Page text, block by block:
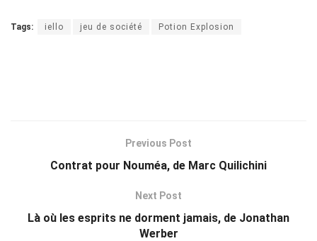
Tags: iello jeu de société Potion Explosion
Previous Post
Contrat pour Nouméa, de Marc Quilichini
Next Post
Là où les esprits ne dorment jamais, de Jonathan
Werber